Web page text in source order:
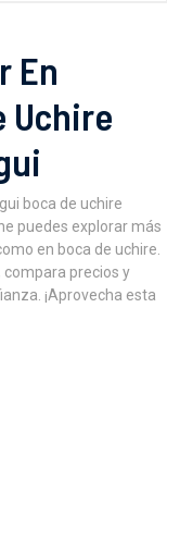
En
Uchire
boca de uchire
puedes explorar más
en boca de uchire.
compara precios y
¡Aprovecha esta